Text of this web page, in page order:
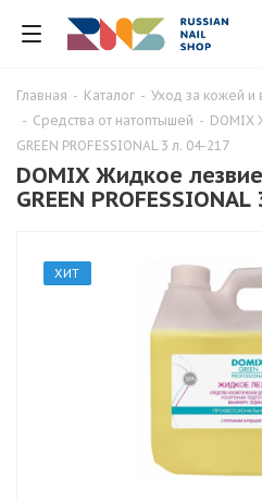
Главная - Каталог - Уход за кожей и
- Средства от натоптышей - DOMIX
GREEN PROFESSIONAL 3 л. 04-217
DOMIX Жидкое
GREEN
ХИТ